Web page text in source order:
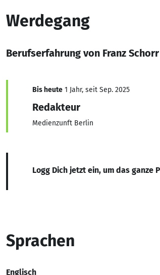
Werdegang
Berufserfahrung von Franz Schorr
Bis heute 1 Jahr, seit Sep. 2025
Redakteur
Medienzunft Berlin
Logg Dich jetzt ein, um das ganze
Sprachen
Englisch